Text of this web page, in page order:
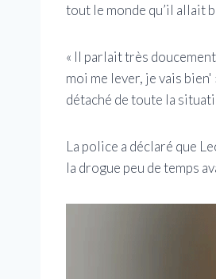
tout le monde qu’il allait
« Il parlait très
moi me lever, je vais bien'
détaché de toute la
La police a déclaré que
la drogue peu de temps